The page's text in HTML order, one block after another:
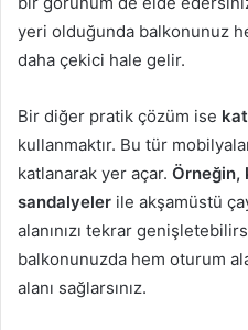
yeri olduğunda balkonunuz
daha çekici hale gelir.
Bir diğer pratik çözüm ise
kullanmaktır. Bu tür
katlanarak yer açar. Örneğin,
sandalyeler ile akşamüstü
alanınızı tekrar
balkonunuzda hem oturum
alanı sağlarsınız.